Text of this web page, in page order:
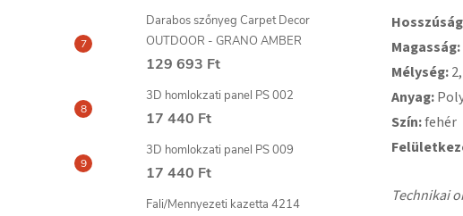
Darabos szőnyeg Carpet Decor
OUTDOOR - GRANO AMBER
129 693 Ft
3D homlokzati panel PS 002
17 440 Ft
3D homlokzati panel PS 009
17 440 Ft
Fali/Mennyezeti kazetta 4214
Magasság:
Mélység:
Anyag:
Szín:fehér
Technikai